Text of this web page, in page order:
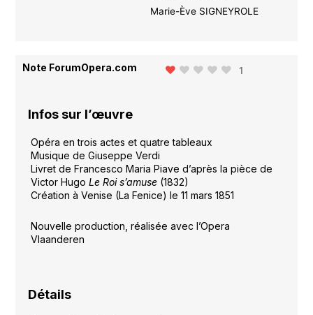
Marie-Ève SIGNEYROLE
Note ForumOpera.com 1
Infos sur l’œuvre
Opéra en trois actes et quatre tableaux
Musique de Giuseppe Verdi
Livret de Francesco Maria Piave d’après la pièce de
Victor Hugo Le Roi s’amuse(1832)
Création à Venise (La Fenice) le 11 mars 1851
Nouvelle production, réalisée avec l’Opera
Vlaanderen
Détails